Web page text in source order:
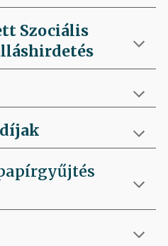
Szociális